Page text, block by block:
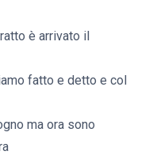
è arrivato il
fatto e detto e col
ma ora sono